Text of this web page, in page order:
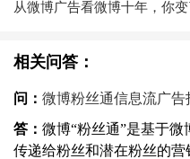
从微博广告看微博十年，你变
相关问答：
问： 微博粉丝通信息流广告
答： 微博“粉丝通”是基于
传递给粉丝和潜在粉丝的